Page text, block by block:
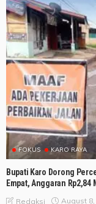
FOKUS KARO RAYA
Bupati Karo Dorong
Empat, Anggaran Rp2,84
Redaksi August 8,